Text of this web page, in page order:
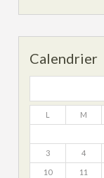
Calendrier
L M
3 4
10 11